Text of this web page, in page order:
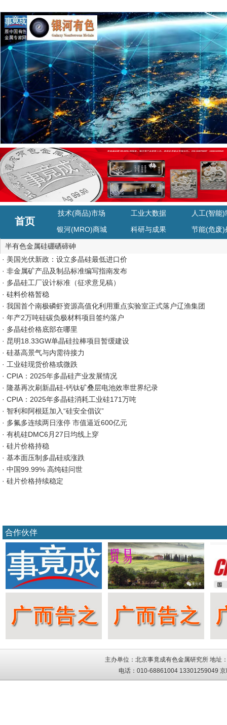
首页
技术(商品)市场 工业大数据
人工(智能)
银河(MRO)商城
科研与成果 节能(危废)
半有色金属硅硼硒碲砷
· 美国光伏新政：设立多晶硅最低进口价
· 非金属矿产品及制品标准编写指南发布
· 多晶硅工厂设计标准（征求意见稿）
· 硅料价格暂稳
· 我国首个南极磷虾资源高值化利用重点实验室正式落户辽渔集团
· 年产2万吨硅碳负极材料项目签约落户
· 多晶硅价格底部在哪里
· 昆明18.33GW单晶硅拉棒项目暂缓建设
· 硅基高景气与内需待接力
· 工业硅现货价格或微跌
· CPIA：2025年多晶硅产业发展情况
· 隆基再次刷新晶硅-钙钛矿叠层电池效率世界纪录
· CPIA：2025年多晶硅消耗工业硅171万吨
· 智利和阿根廷加入“硅安全倡议”
· 多氟多连续两日涨停 市值逼近600亿元
· 有机硅DMC6月27日均线上穿
· 硅片价格持稳
· 基本面压制多晶硅或涨跌
· 中国99.99% 高纯硅问世
· 硅片价格持续稳定
合作伙伴
主办单位：北京事竟成有色金属研究所 地
电话：010-68861004 13301259049